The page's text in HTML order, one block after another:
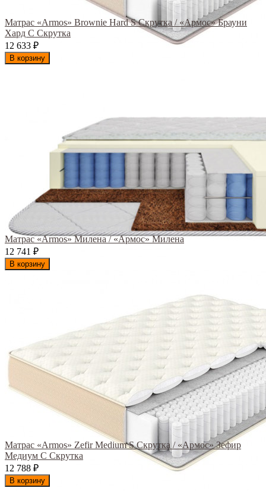
Матрас «Armos» Brownie Hard S Скрутка / «Армос» Брауни
Хард С Скрутка
12 633 ₽
В корзину
Матрас «Armos» Милена / «Армос» Милена
12 741
₽
В корзину
Матрас «Armos» Zefir Medium S Скрутка / «Армос» Зефир
Медиум С Скрутка
12 788 ₽
В корзину